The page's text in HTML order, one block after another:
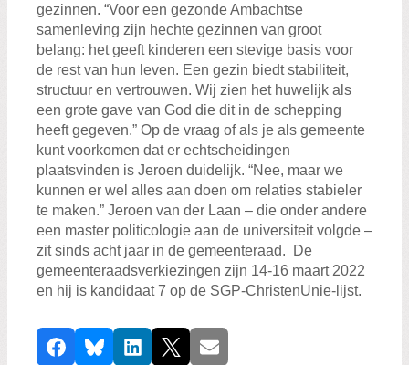
gezinnen. “Voor een gezonde Ambachtse
samenleving zijn hechte gezinnen van groot
belang: het geeft kinderen een stevige basis voor
de rest van hun leven. Een gezin biedt stabiliteit,
structuur en vertrouwen. Wij zien het huwelijk als
een grote gave van God die dit in de schepping
heeft gegeven.” Op de vraag of als je als gemeente
kunt voorkomen dat er echtscheidingen
plaatsvinden is Jeroen duidelijk. “Nee, maar we
kunnen er wel alles aan doen om relaties stabieler
te maken.” Jeroen van der Laan – die onder andere
een master politicologie aan de universiteit volgde –
zit sinds acht jaar in de gemeenteraad. De
gemeenteraadsverkiezingen zijn 14-16 maart 2022
en hij is kandidaat 7 op de SGP-ChristenUnie-lijst.
D
FacebookBlueskyLinkedIn
X E-mail